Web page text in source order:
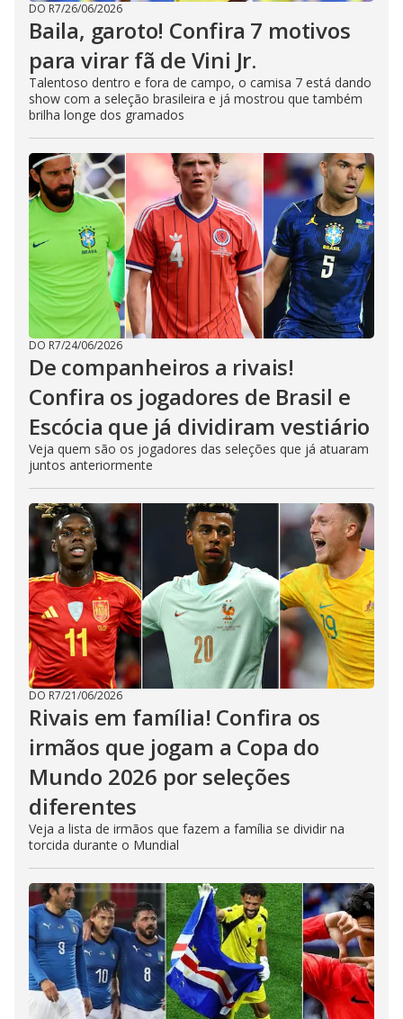
DO R7/26/06/2026
Baila, garoto! Confira 7 motivos
para virar fã de Vini Jr.
Talentoso dentro e fora de campo, o camisa 7 está dando
show com a seleção brasileira e já mostrou que também
brilha longe dos gramados
DO R7/24/06/2026
De companheiros a rivais!
Confira os jogadores de Brasil e
Escócia que já dividiram vestiário
Veja quem são os jogadores das seleções que já atuaram
juntos anteriormente
DO R7/21/06/2026
Rivais em família! Confira os
irmãos que jogam a Copa do
Mundo 2026 por seleções
diferentes
Veja a lista de irmãos que fazem a família se dividir na
torcida durante o Mundial